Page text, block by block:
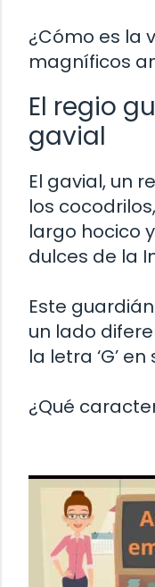
¿Cómo es la
magníficos
El regio
gavial
El gavial, un
los
largo hocico
dulces de la
Este
un lado
la letra ‘G’
¿Qué